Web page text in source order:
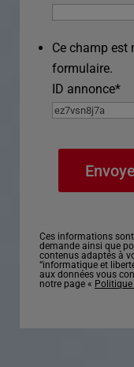
Ce champ est
formulaire.
ID annonce*
Ces informations
demande ainsi que
contenus adaptés à
“informatique et
aux données vous
notre page «